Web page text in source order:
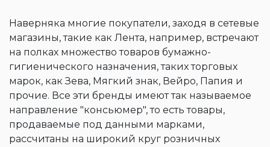
Наверняка многие покупатели, заходя в сетевые
магазины, такие как Лента, например, встречают
на полках множество товаров бумажно-
гигиенического назначения, таких торговых
марок, как Зева, Мягкий знак, Вейро, Папия и
прочие. Все эти бренды имеют так называемое
направление "консьюмер", то есть товары,
продаваемые под данными марками,
рассчитаны на широкий круг розничных